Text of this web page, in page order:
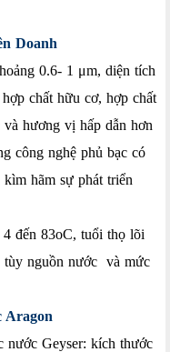
Doanh
0.6- 1 μm, diện tích
chất hữu cơ, hợp chất
hương vị hấp dẫn hơn
công nghệ phủ bạc có
hãm sự phát triển
đến 83oC, tuổi thọ lõi
tùy nguồn nước và mức
Aragon
nước Geyser: kích thước